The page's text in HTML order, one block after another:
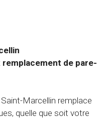
de pare-
Marcellin remplace
quelle que soit votre